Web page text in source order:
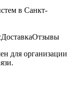
в Санкт-
ДоставкаОтзывы
для организации